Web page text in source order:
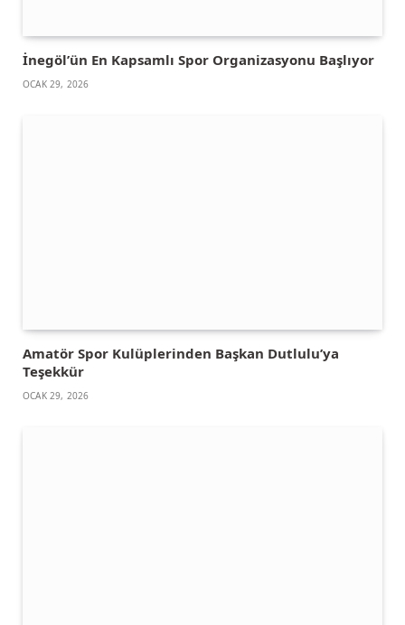
İnegöl’ün En Kapsamlı Spor Organizasyonu Başlıyor
OCAK 29, 2026
Amatör Spor Kulüplerinden Başkan Dutlulu’ya
Teşekkür
OCAK 29, 2026